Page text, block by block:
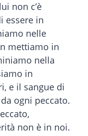
non c’è
essere in
nelle
mettiamo in
nella
in
e il sangue di
ogni peccato.
non è in noi.